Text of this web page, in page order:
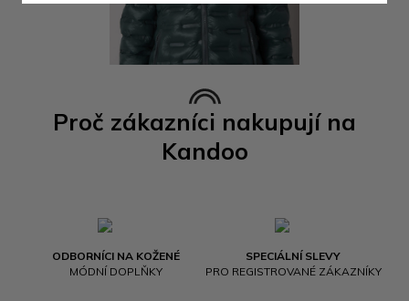
Proč zákazníci nakupují na
Kandoo
ODBORNÍCI NA KOŽENÉ
MÓDNÍ DOPLŇKY
SPECIÁLNÍ SLEVY
PRO REGISTROVANÉ ZÁKAZNÍKY